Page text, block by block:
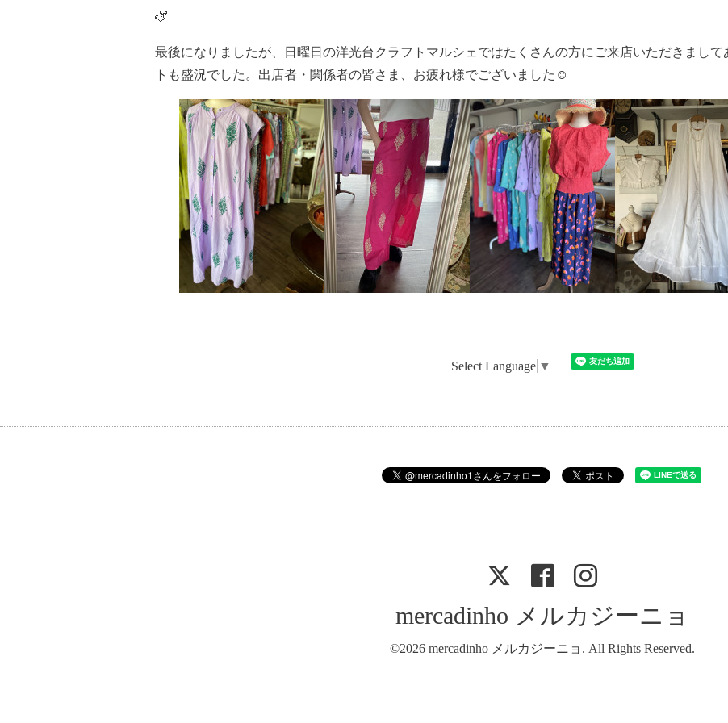
🫏
最後になりましたが、日曜日の洋光台クラフトマルシェではたくさんの方にご来店いただきまし
トも盛況でした。出店者・関係者の皆さま、お疲れ様でございました☺️
Select Language ▼
mercadinho メルカジーニョ
©2026 mercadinho メルカジーニョ . All Rights Reserved.